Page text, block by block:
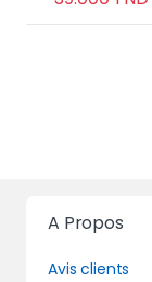
A Propos
Avis clients